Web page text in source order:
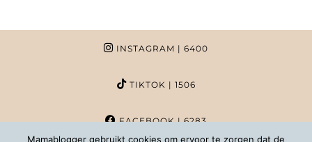
INSTAGRAM | 6400
TIKTOK | 1506
FACEBOOK| 6283
Mamablogger gebruikt cookies om ervoor te zorgen dat de